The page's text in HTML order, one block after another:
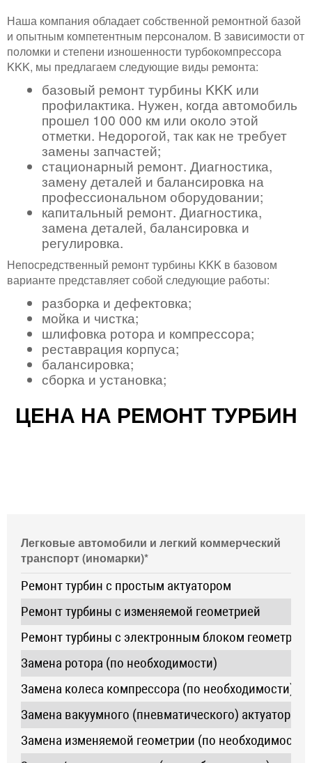
Наша компания обладает собственной ремонтной базой
и опытным компетентным персоналом. В зависимости от
поломки и степени изношенности турбокомпрессора
KKK, мы предлагаем следующие виды ремонта:
базовый ремонт турбины KKK или
профилактика. Нужен, когда автомобиль
прошел 100 000 км или около этой
отметки. Недорогой, так как не требует
замены запчастей;
стационарный ремонт. Диагностика,
замену деталей и балансировка на
профессиональном оборудовании;
капитальный ремонт. Диагностика,
замена деталей, балансировка и
регулировка.
Непосредственный ремонт турбины KKK в базовом
варианте представляет собой следующие работы:
разборка и дефектовка;
мойка и чистка;
шлифовка ротора и компрессора;
реставрация корпуса;
балансировка;
сборка и установка;
ЦЕНА НА РЕМОНТ ТУРБИН
Легковые автомобили и легкий коммерческий
транспорт (иномарки)*
Ремонт турбин с простым актуатором
Ремонт турбины с изменяемой геометрией
Ремонт турбины с электронным блоком геометрии
Замена ротора (по необходимости)
Замена колеса компрессора (по необходимости)
Замена вакуумного (пневматического) актуатора
Замена изменяемой геометрии (по необходимости)